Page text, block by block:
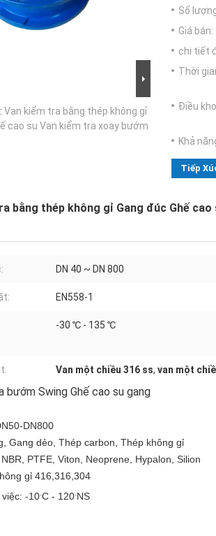
Van kiểm tra bằng thép không gỉ
cao su Van kiểm tra xoay bướm
Số
Giá bán:
chi tiết
Thời
Điều
Khả
Tiếp
bằng thép không gỉ Gang đúc Ghế
DN 40 ~ DN 800
EN558-1
-30 ℃ - 135 ℃
Van một chiều 316 ss, van một
bướm Swing Ghế cao su gang
DN800
Gang dẻo, Thép carbon, Thép không gỉ
PTFE, Viton, Neoprene, Hypalon, Silion
gỉ 416,316,304
-10C - 120 NS